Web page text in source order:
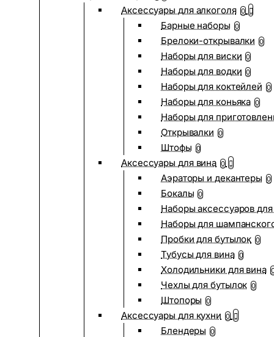
Аксессуары для алкоголя 0
Барные наборы 0
Брелоки-открывалки 0
Наборы для виски 0
Наборы для водки 0
Наборы для коктейлей 0
Наборы для коньяка 0
Наборы для
Открывалки 0
Штофы 0
Аксессуары для вина 0
Аэраторы и декантеры 0
Бокалы 0
Наборы аксессуаров
Наборы для
Пробки для бутылок 0
Тубусы для вина 0
Холодильники для вина
Чехлы для бутылок 0
Штопоры 0
Аксессуары для кухни 0
Блендеры 0